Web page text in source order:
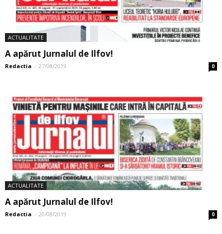
ACTUALITATE
A apărut Jurnalul de Ilfov!
Redactia - 27/08/2019 0
ACTUALITATE
A apărut Jurnalul de Ilfov!
Redactia - 20/08/2019 0